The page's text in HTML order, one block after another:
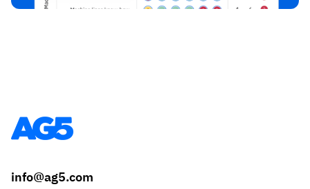
info@ag5.com